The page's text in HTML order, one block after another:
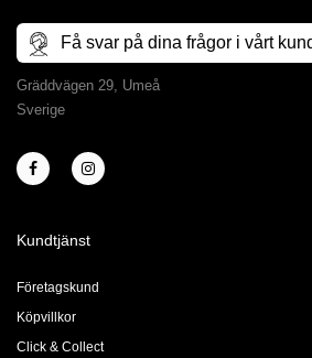
Få svar på dina frågor i vårt
Gräddvägen 29, Umeå
Sverige
Kundtjänst
Företagskund
Köpvillkor
Click & Collect